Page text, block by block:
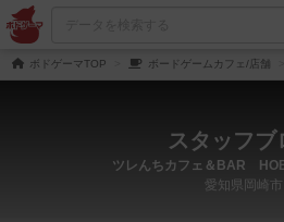
ボドゲーマTOP ボードゲームカフェ/店舗
スタッフブ
ツレんちカフェ＆BAR
愛知県岡崎市